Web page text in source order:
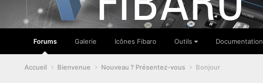
Forums Galerie Icônes Fibaro Outils Documentation
Accueil Bienvenue Nouveau ? Présentez-vous Bonjour